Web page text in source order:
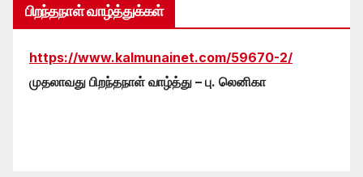
பிறந்தநாள் வாழ்த்துக்கள்
https://www.kalmunainet.com/59670-2/
முதலாவது பிறந்தநாள் வாழ்த்து – பு. லெனிகா